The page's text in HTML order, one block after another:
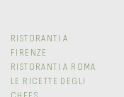
RISTORANTI A
FIRENZE
RISTORANTI A ROMA
LE RICETTE DEGLI